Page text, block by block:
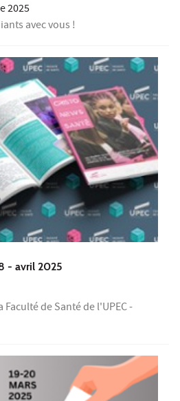
2025
avec vous !
- avril 2025
de Santé de l'UPEC -